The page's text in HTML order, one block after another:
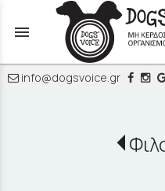
menu
info@dogsvoice.gr